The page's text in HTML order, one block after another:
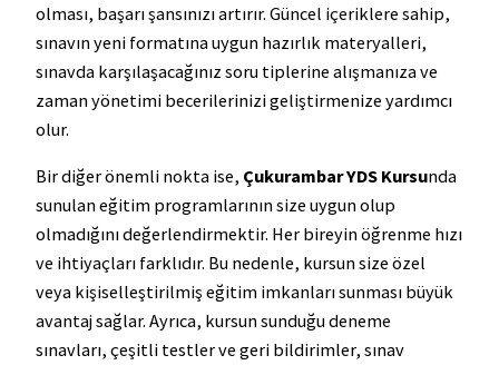
olması, başarı şansınızı artırır. Güncel içeriklere sahip,
sınavın yeni formatına uygun hazırlık materyalleri,
sınavda karşılaşacağınız soru tiplerine alışmanıza ve
zaman yönetimi becerilerinizi geliştirmenize yardımcı
olur.
Bir diğer önemli nokta ise, Çukurambar YDS Kursunda
sunulan eğitim programlarının size uygun olup
olmadığını değerlendirmektir. Her bireyin öğrenme hızı
ve ihtiyaçları farklıdır. Bu nedenle, kursun size özel
veya kişiselleştirilmiş eğitim imkanları sunması büyük
avantaj sağlar. Ayrıca, kursun sunduğu deneme
sınavları, çeşitli testler ve geri bildirimler, sınav